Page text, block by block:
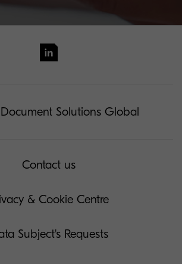
Solutions Global
Contact us
& Cookie Centre
Subject's Requests